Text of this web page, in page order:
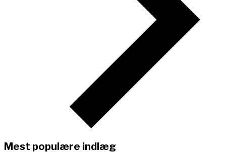
Mest populære indlæg